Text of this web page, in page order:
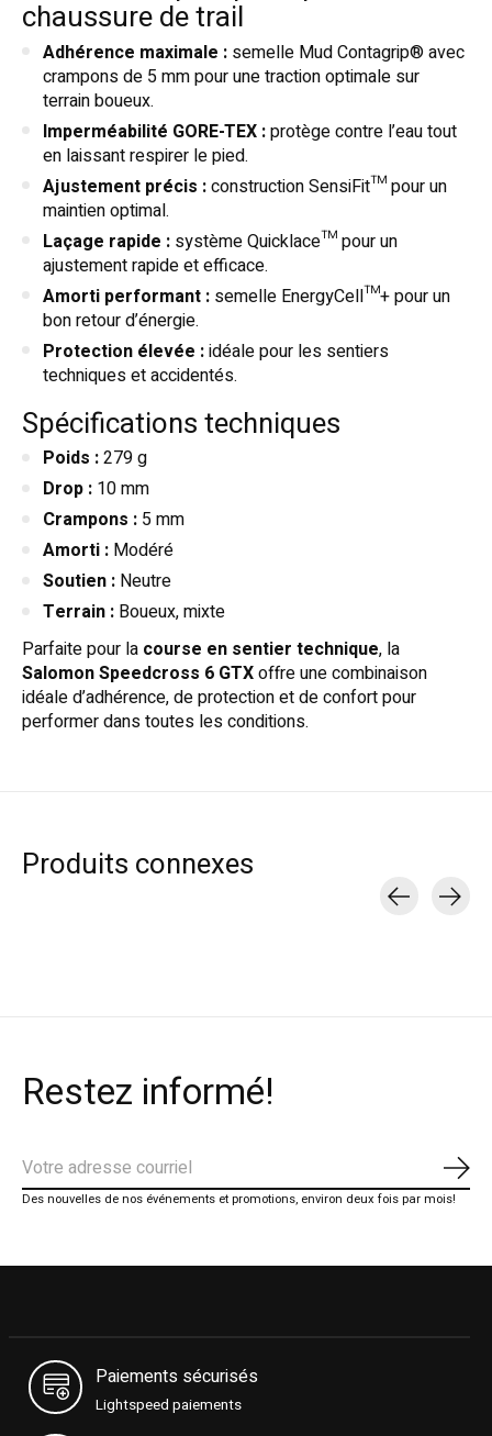
chaussure de trail
Adhérence maximale : semelle Mud Contagrip® avec
crampons de 5 mm pour une traction optimale sur
terrain boueux.
Imperméabilité GORE-TEX :protège contre l’eau tout
en laissant respirer le pied.
Ajustement précis :construction SensiFit™ pour un
maintien optimal.
Laçage rapide : système Quicklace™ pour un
ajustement rapide et efficace.
Amorti performant : semelle EnergyCell™+ pour un
bon retour d’énergie.
Protection élevée :idéale pour les sentiers
techniques et accidentés.
Spécifications techniques
Poids :279 g
Drop : 10 mm
Crampons : 5 mm
Amorti : Modéré
Soutien : Neutre
Terrain : Boueux, mixte
Parfaite pour la course en sentier technique, la
Salomon Speedcross 6 GTXoffre une combinaison
idéale d’adhérence, de protection et de confort pour
performer dans toutes les conditions.
Produits connexes
Restez informé!
Des nouvelles de nos événements et promotions, environ deux fois par mois!
Paiements sécurisés
Lightspeed paiements